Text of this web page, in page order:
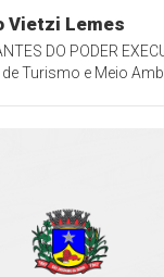
Vietzi Lemes
DO PODER
Turismo e Meio